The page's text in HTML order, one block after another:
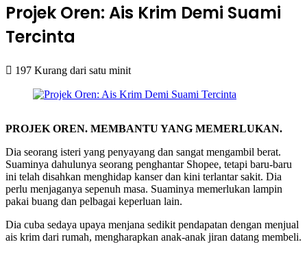
Projek Oren: Ais Krim Demi Suami
Tercinta
197 Kurang dari satu minit
PROJEK OREN. MEMBANTU YANG MEMERLUKAN.
Dia seorang isteri yang penyayang dan sangat mengambil berat.
Suaminya dahulunya seorang penghantar Shopee, tetapi baru-baru
ini telah disahkan menghidap kanser dan kini terlantar sakit. Dia
perlu menjaganya sepenuh masa. Suaminya memerlukan lampin
pakai buang dan pelbagai keperluan lain.
Dia cuba sedaya upaya menjana sedikit pendapatan dengan menjual
ais krim dari rumah, mengharapkan anak-anak jiran datang membeli.